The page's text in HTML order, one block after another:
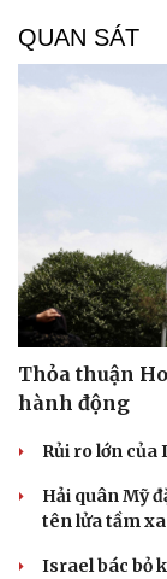
Cải chính
QUAN SÁT
Thỏa thuận
hành động
Rủi ro lớn của
Hải quân Mỹ
tên lửa tầm xa
Israel bác bỏ